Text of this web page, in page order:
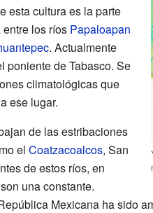
esta cultura es la parte
los ríos Papaloapan
. Actualmente
poniente de Tabasco. Se
climatológicas que
ese lugar.
de las estribaciones
el Coatzacoalcos, San
de estos ríos, en
una constante.
Mexicana ha sido